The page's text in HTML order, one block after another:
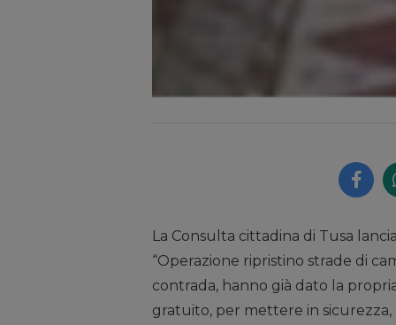
La Consulta cittadina di Tusa
“Operazione ripristino strade di
contrada, hanno già dato la
gratuito, per mettere in sicurezza,